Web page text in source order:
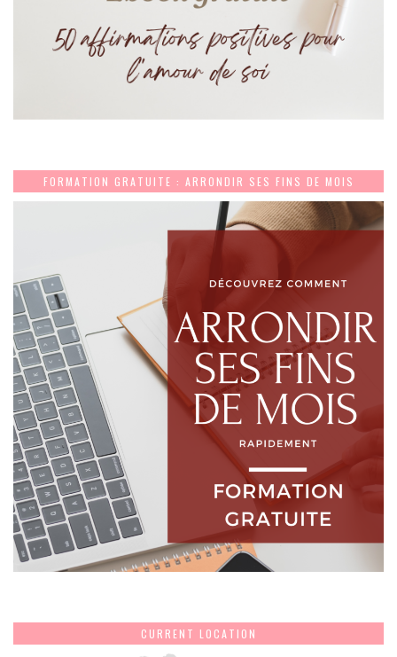
FORMATION GRATUITE : ARRONDIR SES FINS DE MOIS
CURRENT LOCATION